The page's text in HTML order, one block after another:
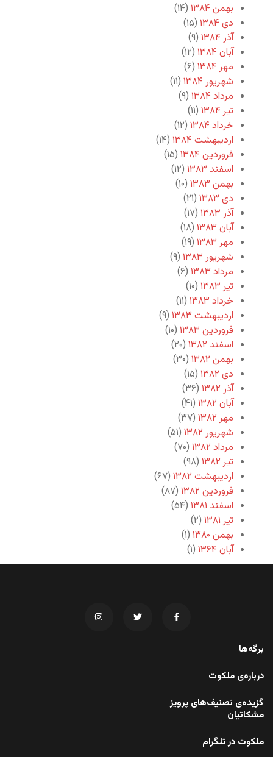
بهمن ۱۳۸۴
(۱۴)
دی ۱۳۸۴
(۱۵)
آذر ۱۳۸۴
(۹)
آبان ۱۳۸۴
(۱۲)
مهر ۱۳۸۴
(۶)
شهریور ۱۳۸۴
(۱۱)
مرداد ۱۳۸۴
(۹)
تیر ۱۳۸۴
(۱۱)
خرداد ۱۳۸۴
(۱۲)
اردیبهشت ۱۳۸۴
(۱۴)
فروردین ۱۳۸۴
(۱۵)
اسفند ۱۳۸۳
(۱۲)
بهمن ۱۳۸۳
(۱۰)
دی ۱۳۸۳
(۲۱)
آذر ۱۳۸۳
(۱۷)
آبان ۱۳۸۳
(۱۸)
مهر ۱۳۸۳
(۱۹)
شهریور ۱۳۸۳
(۹)
مرداد ۱۳۸۳
(۶)
تیر ۱۳۸۳
(۱۰)
خرداد ۱۳۸۳
(۱۱)
اردیبهشت ۱۳۸۳
(۹)
فروردین ۱۳۸۳
(۱۰)
اسفند ۱۳۸۲
(۲۰)
بهمن ۱۳۸۲
(۳۰)
دی ۱۳۸۲
(۱۵)
آذر ۱۳۸۲
(۳۶)
آبان ۱۳۸۲
(۴۱)
مهر ۱۳۸۲
(۳۷)
شهریور ۱۳۸۲
(۵۱)
مرداد ۱۳۸۲
(۷۰)
تیر ۱۳۸۲
(۹۸)
اردیبهشت ۱۳۸۲
(۶۷)
فروردین ۱۳۸۲
(۸۷)
اسفند ۱۳۸۱
(۵۴)
تیر ۱۳۸۱
(۲)
بهمن ۱۳۸۰
(۱)
آبان ۱۳۶۴
(۱)
برگه‌ها
درباره‌ی ملکوت
گزیده‌ی تصنیف‌های پرویز
مشکاتیان
ملکوت در تلگرام